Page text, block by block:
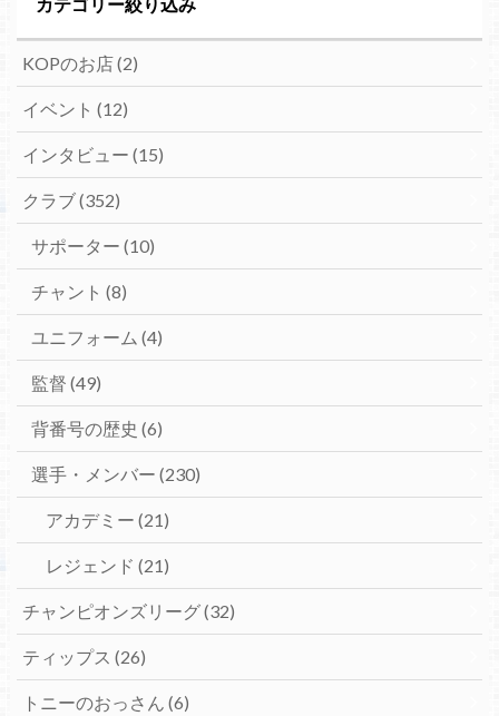
KOPのお店(2)
イベント (12)
インタビュー (15)
クラブ(352)
サポーター (10)
チャント (8)
ユニフォーム (4)
監督 (49)
背番号の歴史 (6)
選手・メンバー (230)
アカデミー (21)
レジェンド (21)
チャンピオンズリーグ(32)
ティップス (26)
トニーのおっさん (6)